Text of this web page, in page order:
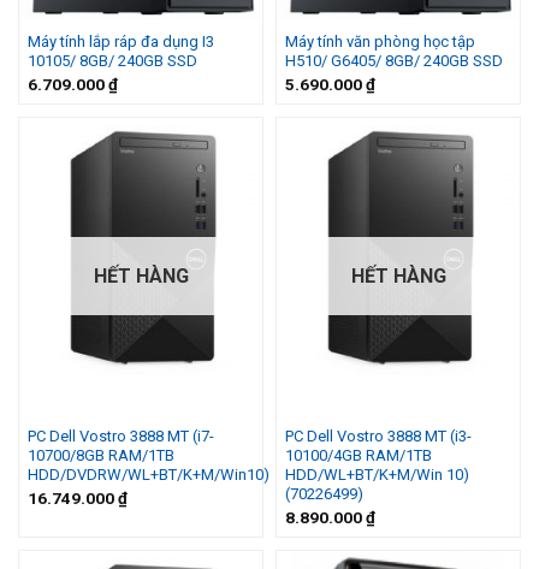
Máy tính lắp ráp đa dụng I3
10105/ 8GB/ 240GB SSD
6.709.000₫
Máy tính văn phòng học tập
H510/ G6405/ 8GB/ 240GB SSD
5.690.000₫
HẾT HÀNG
PC Dell Vostro 3888 MT (i7-
10700/8GB RAM/1TB
HDD/DVDRW/WL+BT/K+M/Win10)
16.749.000₫
HẾT HÀNG
PC Dell Vostro 3888 MT (i3-
10100/4GB RAM/1TB
HDD/WL+BT/K+M/Win 10)
(70226499)
8.890.000₫